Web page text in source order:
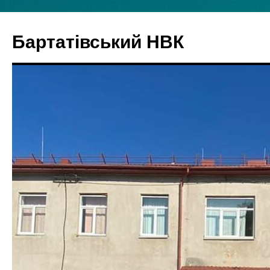
Бартатівський НВК